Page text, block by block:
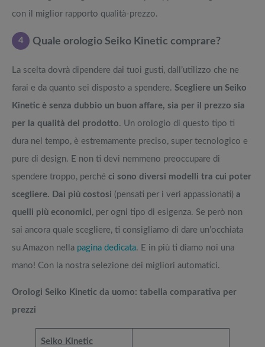
con il miglior rapporto qualità-prezzo.
4 Quale orologio Seiko Kinetic comprare?
La scelta dovrà dipendere dai tuoi gusti, dall’utilizzo che ne
farai e da quanto sei disposto a spendere. Scegliere un Seiko
Kinetic è senza dubbio un buon affare, sia per il prezzo sia
per la qualità del prodotto. Un orologio di questo tipo ti
dura nel tempo, è estremamente preciso, super tecnologico e
pure di design. E non ti devi nemmeno preoccupare di
spendere troppo, perché ci sono diversi modelli tra cui poter
scegliere. Dai più costosi (pensati per i veri appassionati) a
quelli più economici, per ogni tipo di esigenza. Se però non
sai ancora quale scegliere, ti consigliamo di dare un’occhiata
su Amazon nella pagina dedicata. E in più ti diamo noi una
mano! Con la nostra selezione dei migliori automatici.
Orologi Seiko Kinetic da uomo: tabella comparativa per
prezzi
Seiko Kinetic